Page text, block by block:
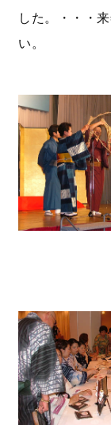
した。・・・
い。